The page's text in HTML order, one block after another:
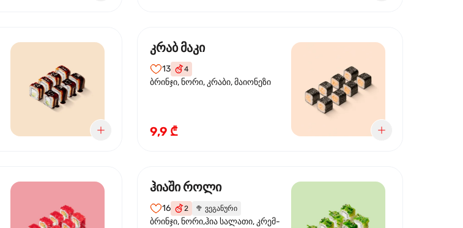
კრაბ მაკი
13 4
ბრინჯი, ნორი, კრაბი, მაიონეზი
9,9 ₾
ჰიაში როლი
16 2 🥦 ვეგანური
ბრინჯი, ნორი,ჰია სალათი, კრემ-